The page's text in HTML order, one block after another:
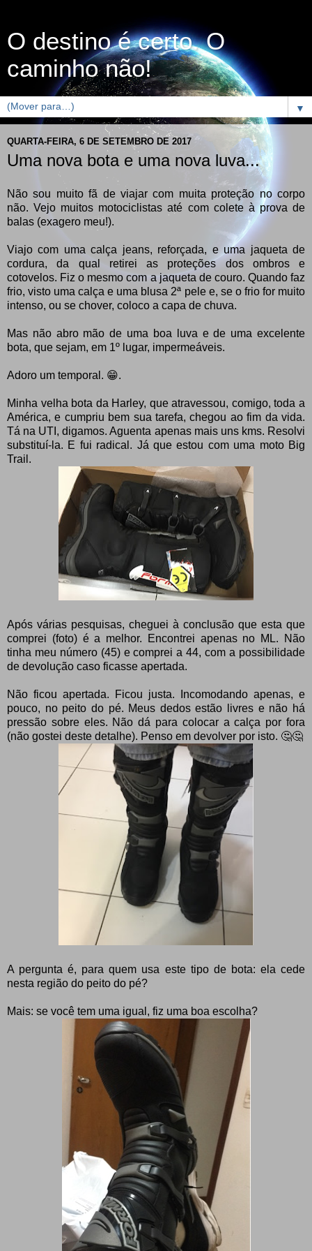
O destino é certo. O
caminho não!
▼
QUARTA-FEIRA, 6 DE SETEMBRO DE 2017
Uma nova bota e uma nova luva...
Não sou muito fã de viajar com muita proteção no corpo
não. Vejo muitos motociclistas até com colete à prova de
balas (exagero meu!).
Viajo com uma calça jeans, reforçada, e uma jaqueta de
cordura, da qual retirei as proteções dos ombros e
cotovelos. Fiz o mesmo com a jaqueta de couro. Quando faz
frio, visto uma calça e uma blusa 2ª pele e, se o frio for muito
intenso, ou se chover, coloco a capa de chuva.
Mas não abro mão de uma boa luva e de uma excelente
bota, que sejam, em 1º lugar, impermeáveis.
Adoro um temporal. 😁.
Minha velha bota da Harley, que atravessou, comigo, toda a
América, e cumpriu bem sua tarefa, chegou ao fim da vida.
Tá na UTI, digamos. Aguenta apenas mais uns kms. Resolvi
substituí-la. E fui radical. Já que estou com uma moto Big
Trail.
Após várias pesquisas, cheguei à conclusão que esta que
comprei (foto) é a melhor. Encontrei apenas no ML. Não
tinha meu número (45) e comprei a 44, com a possibilidade
de devolução caso ficasse apertada.
Não ficou apertada. Ficou justa. Incomodando apenas, e
pouco, no peito do pé. Meus dedos estão livres e não há
pressão sobre eles. Não dá para colocar a calça por fora
(não gostei deste detalhe). Penso em devolver por isto. 🤔🤔
A pergunta é, para quem usa este tipo de bota: ela cede
nesta região do peito do pé?
Mais: se você tem uma igual, fiz uma boa escolha?